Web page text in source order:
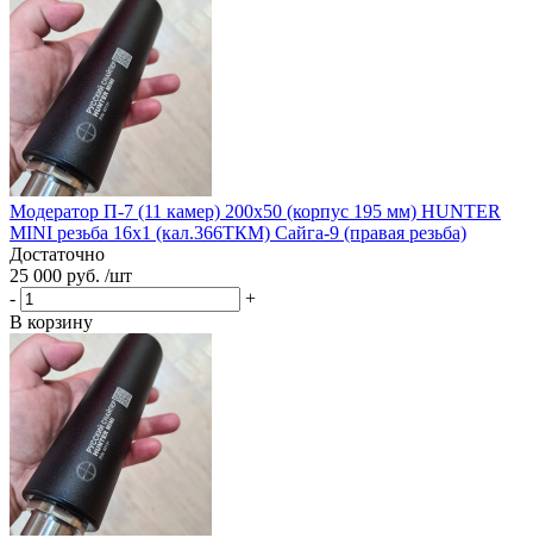
Модератор П-7 (11 камер) 200х50 (корпус 195 мм) HUNTER
MINI резьба 16x1 (кал.366ТКМ) Сайга-9 (правая резьба)
Достаточно
25 000 руб. /шт
-
+
В корзину